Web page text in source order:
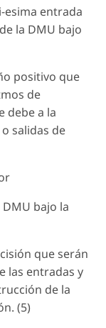
esima entrada
la DMU bajo
positivo que
de
debe a la
salidas de
bajo la
que serán
las entradas y
de la
(5)